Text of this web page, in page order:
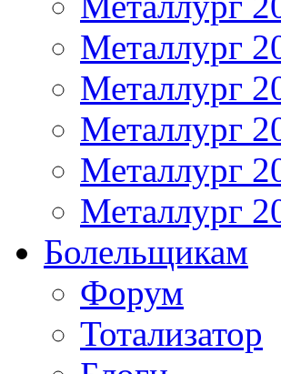
Металлург
Металлург
Металлург
Металлург
Металлург
Болельщикам
Форум
Тотализатор